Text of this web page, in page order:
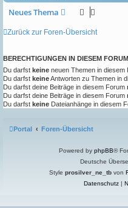
Neues Thema
Zurück zur Foren-Übersicht
BERECHTIGUNGEN IN DIESEM FORUM
Du darfst keine neuen Themen in diesem
Du darfst keineAntworten zu Themen in
Du darfst deine Beiträge in diesem Forum
Du darfst deine Beiträge in diesem Forum
Du darfst keine Dateianhänge in diesem
Portal Foren-Übersicht
Powered by phpBB®
Deutsche
Style prosilver_ne_tbvon
Datenschutz|